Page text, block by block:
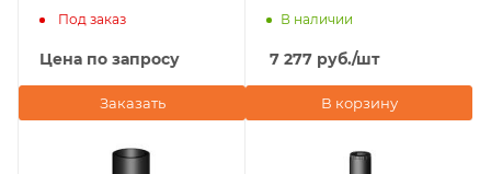
(Германия)
Под заказ
Цена по запросу
Заказать
(Германия)
В наличии
7 277 руб./шт
В корзину